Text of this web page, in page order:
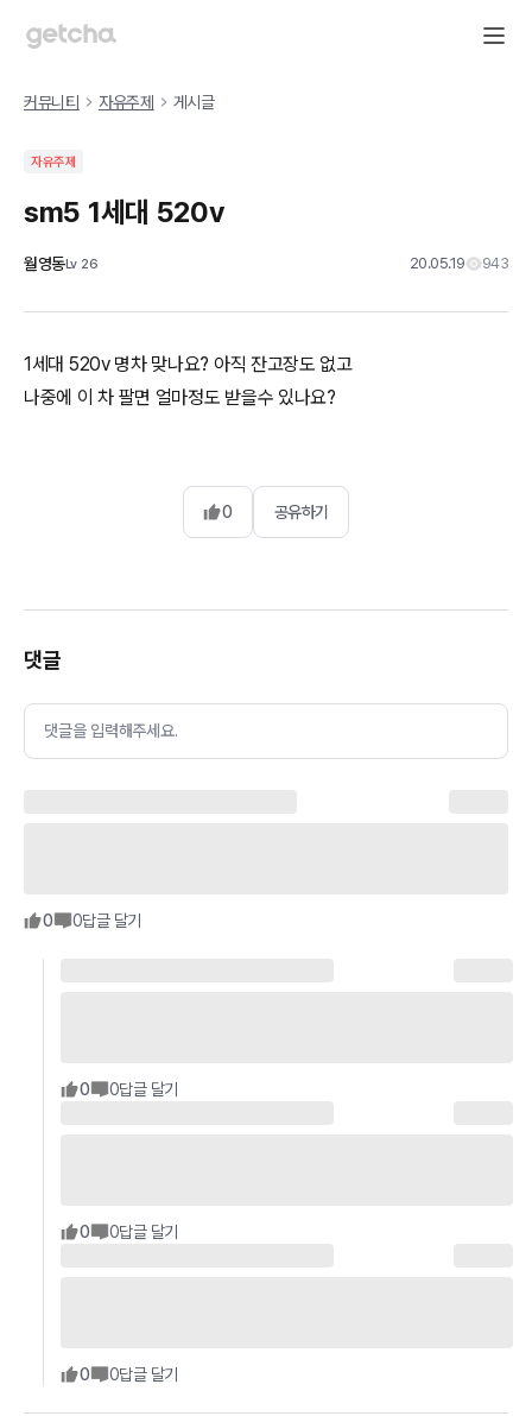
커뮤니티 자유주제 게시글
자유주제
sm5 1세대 520v
월영동Lv 26 20.05.19 943
1세대 520v 명차 맞나요? 아직 잔고장도 없고
나중에 이 차 팔면 얼마정도 받을수 있나요?
0 공유하기
댓글
댓글을 입력해주세요.
0 0답글 달기
0 0답글 달기
0 0답글 달기
0 0답글 달기